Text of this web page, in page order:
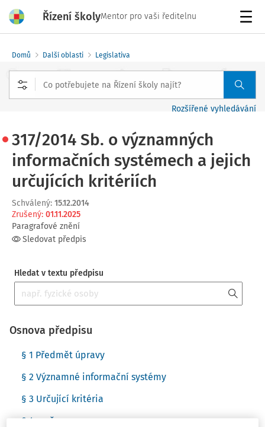
Řízení školyMentor pro vaši ředitelnu
Domů Další oblasti Legislativa
Rozšířené vyhledávání
317/2014 Sb. o významných
informačních systémech a jejich
určujících kritériích
Schválený: 15.12.2014
Zrušený: 01.11.2025
Paragrafové znění
Sledovat předpis
Hledat v textu předpisu
Osnova předpisu
§ 1 Předmět úpravy
§ 2 Významné informační systémy
§ 3 Určující kritéria
§ 4 zrušen